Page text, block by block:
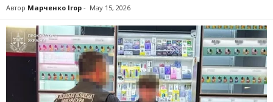
Автор Марченко Ігор - May 15, 2026